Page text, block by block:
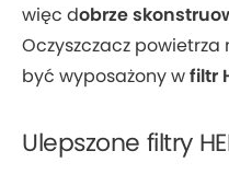
więc dobrze
Oczyszczacz powietrza
być wyposażony wfiltr
Ulepszone filtry